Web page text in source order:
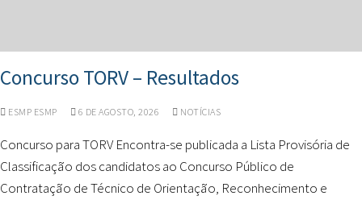
Concurso TORV – Resultados
ESMP ESMP 6 DE AGOSTO, 2026 NOTÍCIAS
Concurso para TORV Encontra-se publicada a Lista Provisória de
Classificação dos candidatos ao Concurso Público de
Contratação de Técnico de Orientação, Reconhecimento e